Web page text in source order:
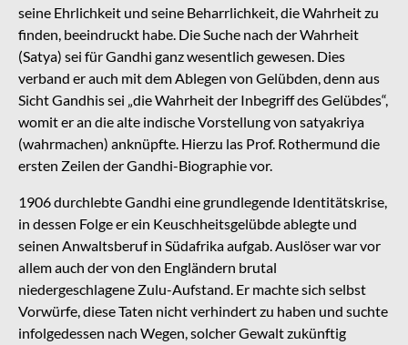
seine Ehrlichkeit und seine Beharrlichkeit, die Wahrheit zu
finden, beeindruckt habe. Die Suche nach der Wahrheit
(Satya) sei für Gandhi ganz wesentlich gewesen. Dies
verband er auch mit dem Ablegen von Gelübden, denn aus
Sicht Gandhis sei „die Wahrheit der Inbegriff des Gelübdes“,
womit er an die alte indische Vorstellung von satyakriya
(wahrmachen) anknüpfte. Hierzu las Prof. Rothermund die
ersten Zeilen der Gandhi-Biographie vor.
1906 durchlebte Gandhi eine grundlegende Identitätskrise,
in dessen Folge er ein Keuschheitsgelübde ablegte und
seinen Anwaltsberuf in Südafrika aufgab. Auslöser war vor
allem auch der von den Engländern brutal
niedergeschlagene Zulu-Aufstand. Er machte sich selbst
Vorwürfe, diese Taten nicht verhindert zu haben und suchte
infolgedessen nach Wegen, solcher Gewalt zukünftig